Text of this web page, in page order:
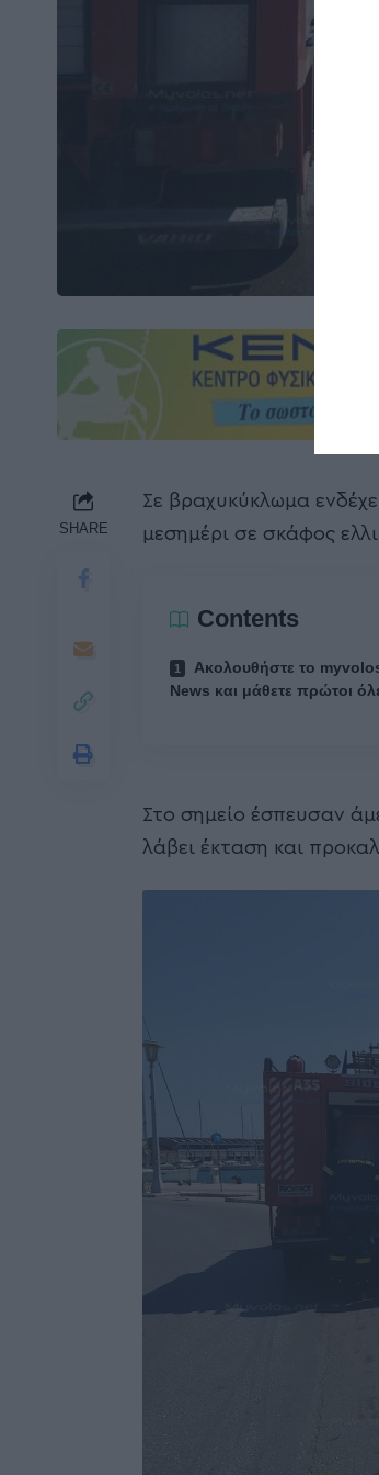
SHARE
Σε βραχυκύκλωμα
μεσημέρι σε σκάφος
Contents
Ακολουθήστε το
News και μάθετε πρώτοι
Στο σημείο έσπευσαν
λάβει έκταση και